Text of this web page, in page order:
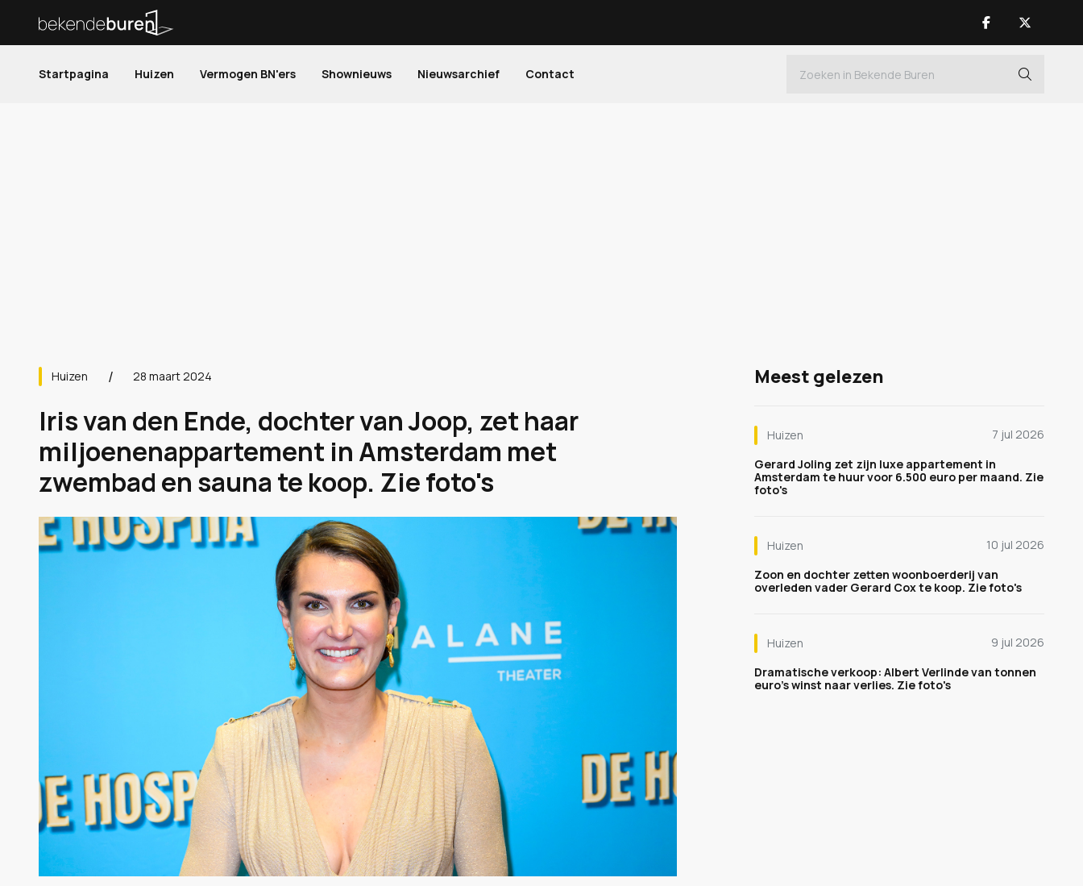
Startpagina Huizen Vermogen BN'ers Shownieuws Nieuwsarchief Contact
Huizen 28 maart 2024
Iris van den Ende, dochter van Joop, zet haar
miljoenenappartement in Amsterdam met
zwembad en sauna te koop. Zie foto's
Meest gelezen
Huizen
7 jul 2026
Gerard Joling zet zijn luxe appartement in
Amsterdam te huur voor 6.500 euro per maand. Zie
foto's
Huizen
10 jul 2026
Zoon en dochter zetten woonboerderij van
overleden vader Gerard Cox te koop. Zie foto's
Huizen
9 jul 2026
Dramatische verkoop: Albert Verlinde van tonnen
euro's winst naar verlies. Zie foto's